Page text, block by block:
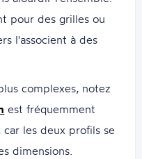
pour des grilles ou
l'associent à des
complexes, notez
est fréquemment
les deux profils se
dimensions.